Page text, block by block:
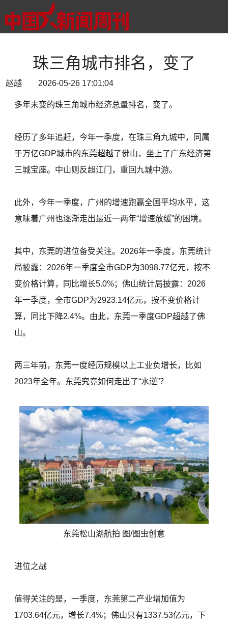
珠三角城市排名，变了
赵越 2026-05-26 17:01:04
多年未变的珠三角城市经济总量排名，变了。
经历了多年追赶，今年一季度，在珠三角九城中，同属
于万亿GDP城市的东莞超越了佛山，坐上了广东经济第
三城宝座。中山则反超江门，重回九城中游。
此外，今年一季度，广州的增速跑赢全国平均水平，这
意味着广州也逐渐走出最近一两年“增速放缓”的困境。
其中，东莞的进位备受关注。2026年一季度，东莞统计
局披露：2026年一季度全市GDP为3098.77亿元，按不
变价格计算，同比增长5.0%；佛山统计局披露：2026
年一季度，全市GDP为2923.14亿元，按不变价格计
算，同比下降2.4%。由此，东莞一季度GDP超越了佛
山。
两三年前，东莞一度经历规模以上工业负增长，比如
2023年全年。东莞究竟如何走出了“水逆”？
东莞松山湖航拍 图/图虫创意
进位之战
值得关注的是，一季度，东莞第二产业增加值为
1703.64亿元，增长7.4%；佛山只有1337.53亿元，下